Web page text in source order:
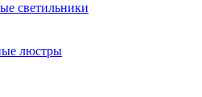
светильники
люстры